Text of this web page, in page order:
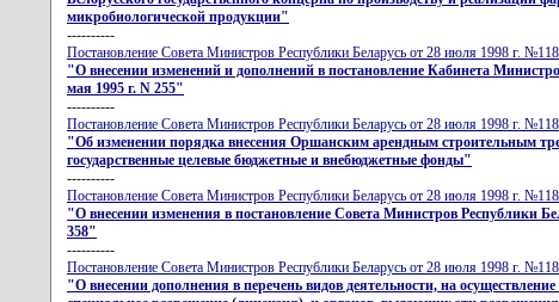
микробиологической продукции"
----------
Постановление Совета Министров Республики Беларусь от 28 июля 1998 г.
"О внесении изменений и дополнений в постановление Кабинета
мая 1995 г. N 255"
----------
Постановление Совета Министров Республики Беларусь от 28 июля 1998 г.
"Об изменении порядка внесения Оршанским арендным строительным
государственные целевые бюджетные и внебюджетные фонды"
----------
Постановление Совета Министров Республики Беларусь от 28 июля 1998 г.
"О внесении изменения в постановление Совета Министров Республики
358"
----------
Постановление Совета Министров Республики Беларусь от 28 июля 1998 г.
"О внесении дополнения в перечень видов деятельности, на